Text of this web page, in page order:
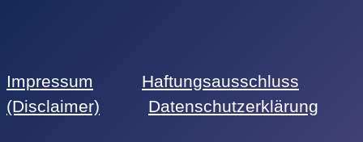
Impressum
Haftungsausschluss
(Disclaimer)
Datenschutzerklärung